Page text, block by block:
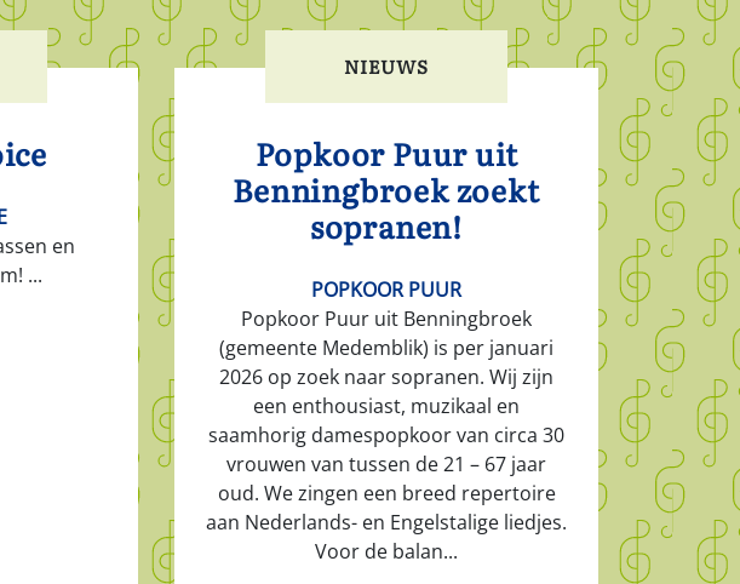
en
...
NIEUWS
Popkoor Puur uit
Benningbroek zoekt
sopranen!
POPKOOR PUUR
Popkoor Puur uit Benningbroek
(gemeente Medemblik) is per januari
2026 op zoek naar sopranen. Wij zijn
een enthousiast, muzikaal en
saamhorig damespopkoor van circa 30
vrouwen van tussen de 21 – 67 jaar
oud. We zingen een breed repertoire
aan Nederlands- en Engelstalige liedjes.
Voor de balan...